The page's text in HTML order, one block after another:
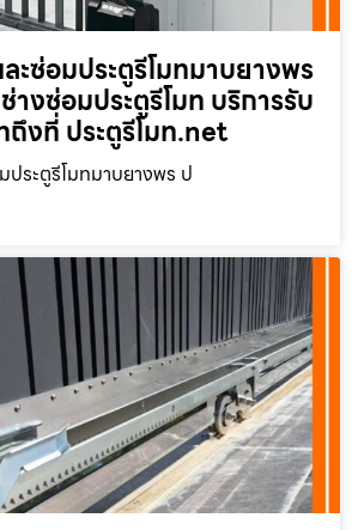
ะซ่อมประตูรีโมทมาบยางพร
างซ่อมประตูรีโมท บริการรับ
ถึงที่ ประตูรีโมท.net
ประตูรีโมทมาบยางพร ป